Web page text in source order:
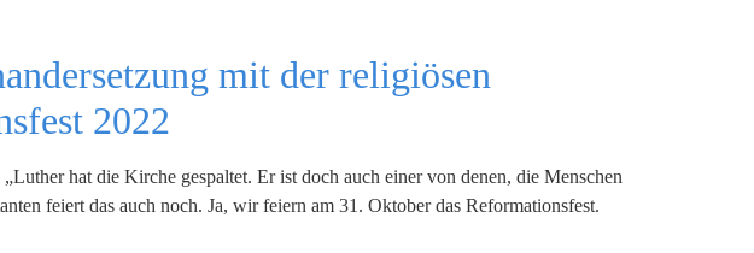
mit der religiösen
2022
hat die Kirche gespaltet. Er ist doch auch einer von denen, die Menschen
feiert das auch noch. Ja, wir feiern am 31. Oktober das Reformationsfest.